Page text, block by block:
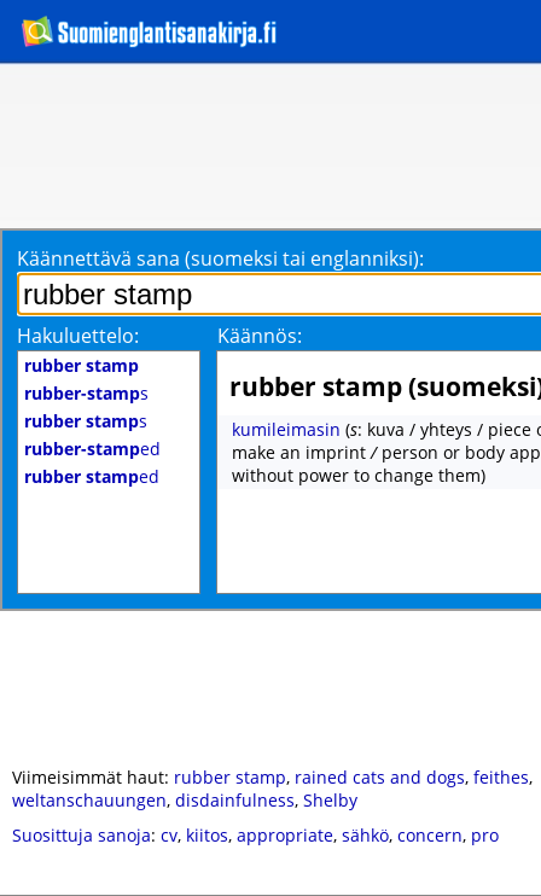
Käännettävä sana (suomeksi tai englanniksi):
Hakuluettelo: Käännös:
rubber stamp
rubber-stamps
rubber stamps
rubber-stamped
rubber stamped
rubber stamp
kumileimasin (s: kuva / yhteys / piece
make an imprint/ person or body
without power to change them)
Viimeisimmät haut: rubber stamp, rained cats and dogs, feithes,
weltanschauungen, disdainfulness, Shelby
Suosittuja sanoja: cv, kiitos, appropriate, sähkö, concern, pro